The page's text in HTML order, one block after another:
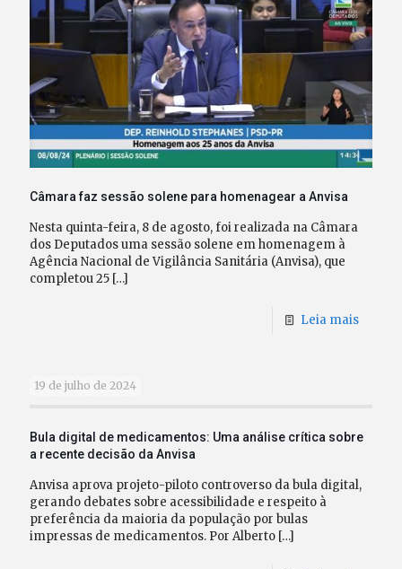
Câmara faz sessão solene para homenagear a Anvisa
Nesta quinta-feira, 8 de agosto, foi realizada na Câmara
dos Deputados uma sessão solene em homenagem à
Agência Nacional de Vigilância Sanitária (Anvisa), que
completou 25 […]
Leia mais
19 de julho de 2024
Bula digital de medicamentos: Uma análise crítica sobre
a recente decisão da Anvisa
Anvisa aprova projeto-piloto controverso da bula digital,
gerando debates sobre acessibilidade e respeito à
preferência da maioria da população por bulas
impressas de medicamentos. Por Alberto […]